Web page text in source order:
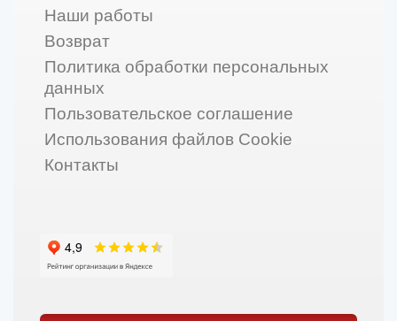
Наши работы
Возврат
Политика обработки персональных
данных
Пользовательское соглашение
Использования файлов Cookie
Контакты